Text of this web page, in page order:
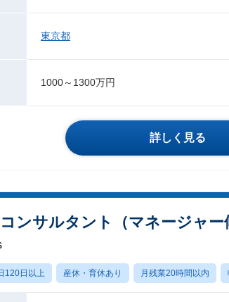
東京都
1000～1300万円
詳しく見る
ンサルタント（マネージャー
120日以上 産休・育休あり 月残業20時間以内